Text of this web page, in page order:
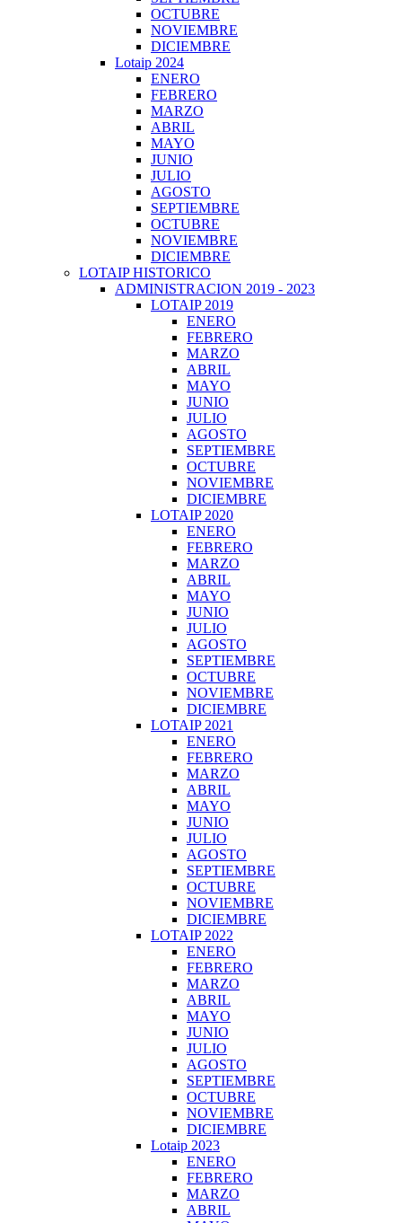
OCTUBRE
NOVIEMBRE
DICIEMBRE
Lotaip 2024
ENERO
FEBRERO
MARZO
ABRIL
MAYO
JUNIO
JULIO
AGOSTO
SEPTIEMBRE
OCTUBRE
NOVIEMBRE
DICIEMBRE
LOTAIP HISTORICO
ADMINISTRACION 2019 - 2023
LOTAIP 2019
ENERO
FEBRERO
MARZO
ABRIL
MAYO
JUNIO
JULIO
AGOSTO
SEPTIEMBRE
OCTUBRE
NOVIEMBRE
DICIEMBRE
LOTAIP 2020
ENERO
FEBRERO
MARZO
ABRIL
MAYO
JUNIO
JULIO
AGOSTO
SEPTIEMBRE
OCTUBRE
NOVIEMBRE
DICIEMBRE
LOTAIP 2021
ENERO
FEBRERO
MARZO
ABRIL
MAYO
JUNIO
JULIO
AGOSTO
SEPTIEMBRE
OCTUBRE
NOVIEMBRE
DICIEMBRE
LOTAIP 2022
ENERO
FEBRERO
MARZO
ABRIL
MAYO
JUNIO
JULIO
AGOSTO
SEPTIEMBRE
OCTUBRE
NOVIEMBRE
DICIEMBRE
Lotaip 2023
ENERO
FEBRERO
MARZO
ABRIL